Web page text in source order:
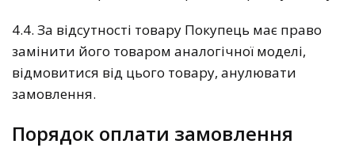
4.4. За відсутності товару Покупець має право
замінити його товаром аналогічної моделі,
відмовитися від цього товару, анулювати
замовлення.
Порядок оплати замовлення